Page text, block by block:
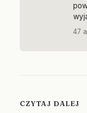
47
CZYTAJ DALEJ